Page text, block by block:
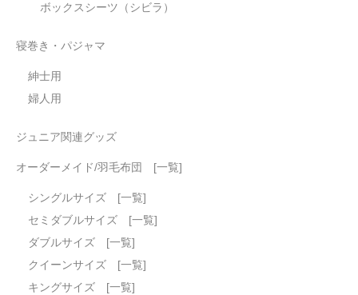
ボックスシーツ（シビラ）
寝巻き・パジャマ
紳士用
婦人用
ジュニア関連グッズ
オーダーメイド/羽毛布団 [一覧]
シングルサイズ [一覧]
セミダブルサイズ [一覧]
ダブルサイズ [一覧]
クイーンサイズ [一覧]
キングサイズ [一覧]